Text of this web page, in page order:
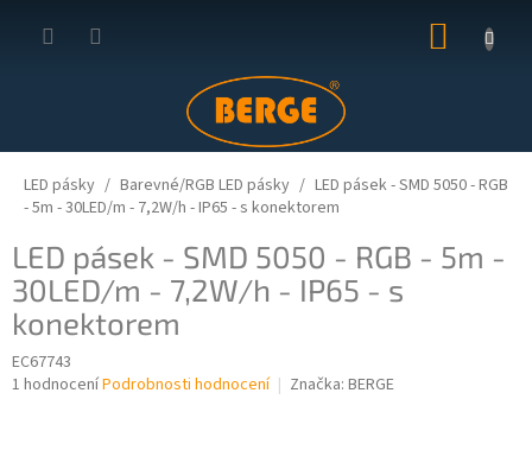
KOŠÍK
LED pásky Barevné/RGB LED pásky
LED pásek - SMD 5050 - RGB
- 5m - 30LED/m - 7,2W/h - IP65 - s konektorem
LED pásek - SMD 5050 - RGB - 5m -
30LED/m - 7,2W/h - IP65 - s
konektorem
EC67743
Průměrné
1 hodnoceníPodrobnosti hodnocení Značka: BERGE